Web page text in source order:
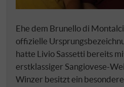
Ehe dem Brunello di
offizielle
hatte Livio Sassetti bereits
erstklassiger Sangiovese-
Winzer besitzt ein